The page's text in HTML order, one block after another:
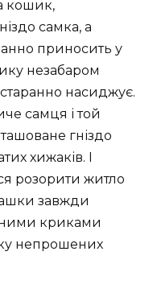
кошик,
самка, а
приносить у
незабаром
насиджує.
самця і той
гніздо
хижаків. І
розорити житло
завжди
криками
непрошених